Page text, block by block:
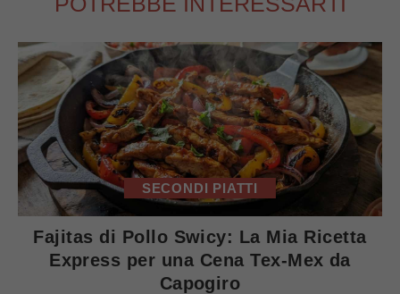
SECONDI PIATTI
Fajitas di Pollo Swicy: La Mia Ricetta
Express per una Cena Tex-Mex da
Capogiro